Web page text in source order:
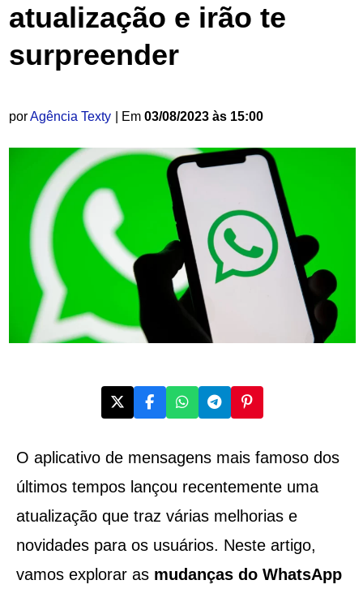
atualização e irão te
surpreender
porAgência Texty | Em 03/08/2023 às 15:00
O aplicativo de mensagens mais famoso dos
últimos tempos lançou recentemente uma
atualização que traz várias melhorias e
novidades para os usuários. Neste artigo,
vamos explorar as mudanças do WhatsApp